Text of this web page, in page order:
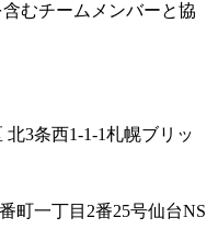
むチームメンバーと協
3条西1-1-1札幌ブリッ
町一丁目2番25号仙台NS